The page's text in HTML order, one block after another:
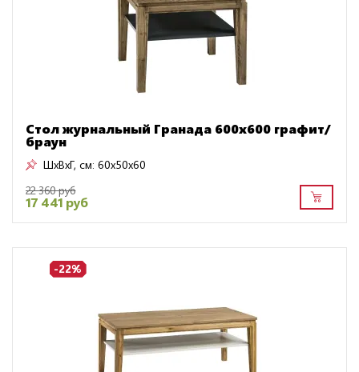
Стол журнальный Гранада 600х600 графит/
браун
ШxВxГ, см: 60x50x60
22 360 руб
17 441 руб
-22%